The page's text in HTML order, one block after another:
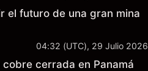
el futuro de una gran mina
04:32 (UTC), 29 Julio 2026
cerrada en Panamá